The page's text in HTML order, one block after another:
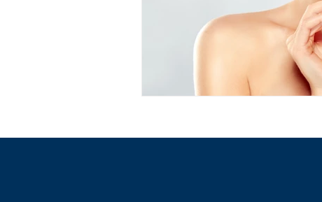
ANTAŞYA GÖĞÜS BÜYÜTME
GÖĞÜS SİLİKON AMELİYATI